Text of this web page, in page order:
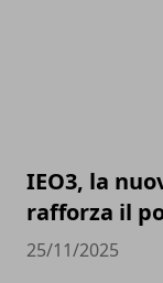
IEO3, la
rafforza il
25/11/2025